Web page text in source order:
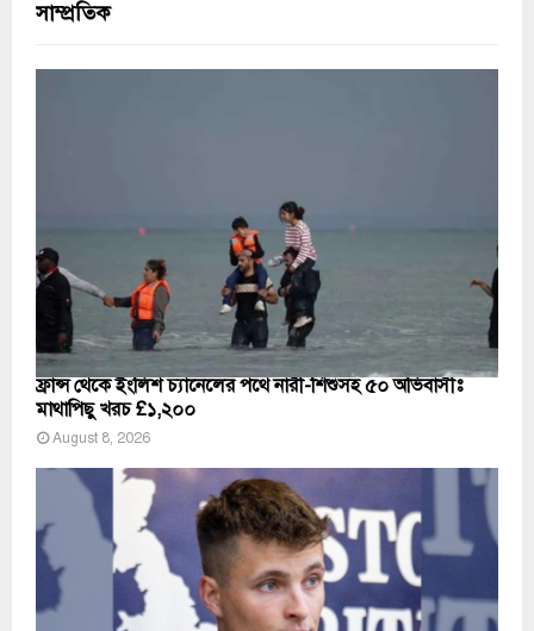
সাম্প্রতিক
ফ্রান্স থেকে ইংলিশ চ্যানেলের পথে নারী-শিশুসহ ৫০ অভিবাসীঃ
মাথাপিছু খরচ £১,২০০
August 8, 2026